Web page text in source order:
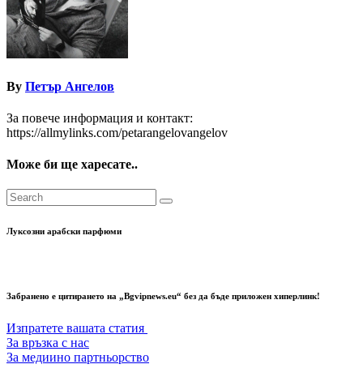
By Петър Ангелов
За повече информация и контакт:
https://allmylinks.com/petarangelovangelov
Може би ще харесате..
Луксозни арабски парфюми
Забранено е цитирането на „Bgvipnews.eu“ без да бъде приложен хиперлинк!
Изпратете вашата статия
За връзка с нас
За медиино партньорство